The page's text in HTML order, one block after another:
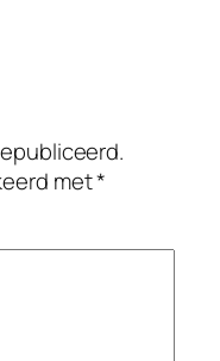
met*